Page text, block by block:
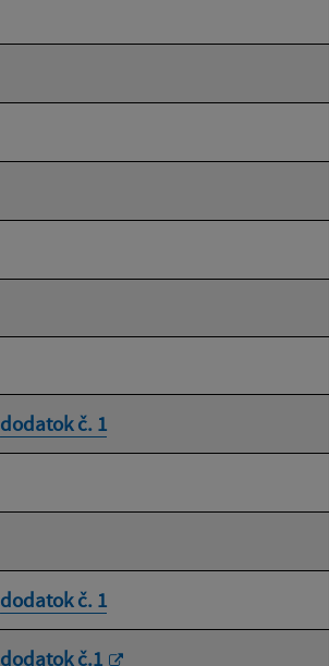
dodatok č. 1
dodatok č. 1
dodatok č.1